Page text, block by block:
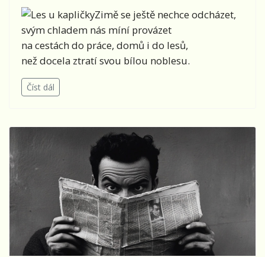
Zimě se ještě nechce odcházet,
svým chladem nás míní provázet
na cestách do práce, domů i do lesů,
než docela ztratí svou bílou noblesu.
Číst dál